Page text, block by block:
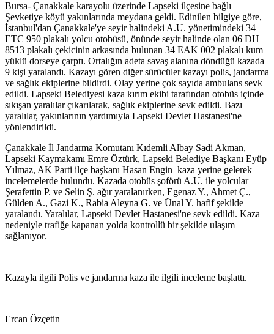
Bursa- Çanakkale karayolu üzerinde Lapseki ilçesine bağlı
Şevketiye köyü yakınlarında meydana geldi. Edinilen bilgiye göre,
İstanbul'dan Çanakkale'ye seyir halindeki A.U. yönetimindeki 34
ETC 950 plakalı yolcu otobüsü, önünde seyir halinde olan 06 DH
8513 plakalı çekicinin arkasında bulunan 34 EAK 002 plakalı kum
yüklü dorseye çarptı. Ortalığın adeta savaş alanına döndüğü kazada
9 kişi yaralandı. Kazayı gören diğer sürücüler kazayı polis, jandarma
ve sağlık ekiplerine bildirdi. Olay yerine çok sayıda ambulans sevk
edildi. Lapseki Belediyesi kaza kırım ekibi tarafından otobüs içinde
sıkışan yaralılar çıkarılarak, sağlık ekiplerine sevk edildi. Bazı
yaralılar, yakınlarının yardımıyla Lapseki Devlet Hastanesi'ne
yönlendirildi.
Çanakkale İl Jandarma Komutanı Kıdemli Albay Sadi Akman,
Lapseki Kaymakamı Emre Öztürk, Lapseki Belediye Başkanı Eyüp
Yılmaz, AK Parti ilçe başkanı Hasan Engin kaza yerine gelerek
incelemelerde bulundu. Kazada otobüs şoförü A.U. ile yolcular
Şerafettin P. ve Selin Ş. ağır yaralanırken, Egenaz Y., Ahmet Ç.,
Gülden A., Gazi K., Rabia Aleyna G. ve Ünal Y. hafif şekilde
yaralandı. Yaralılar, Lapseki Devlet Hastanesi'ne sevk edildi. Kaza
nedeniyle trafiğe kapanan yolda kontrollü bir şekilde ulaşım
sağlanıyor.
Kazayla ilgili Polis ve jandarma kaza ile ilgili inceleme başlattı.
Ercan Özçetin